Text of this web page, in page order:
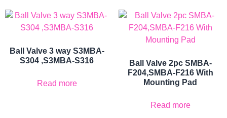
Ball Valve 3 way S3MBA-
S304 ,S3MBA-S316
Read more
Ball Valve 2pc SMBA-
F204,SMBA-F216 With
Mounting Pad
Read more